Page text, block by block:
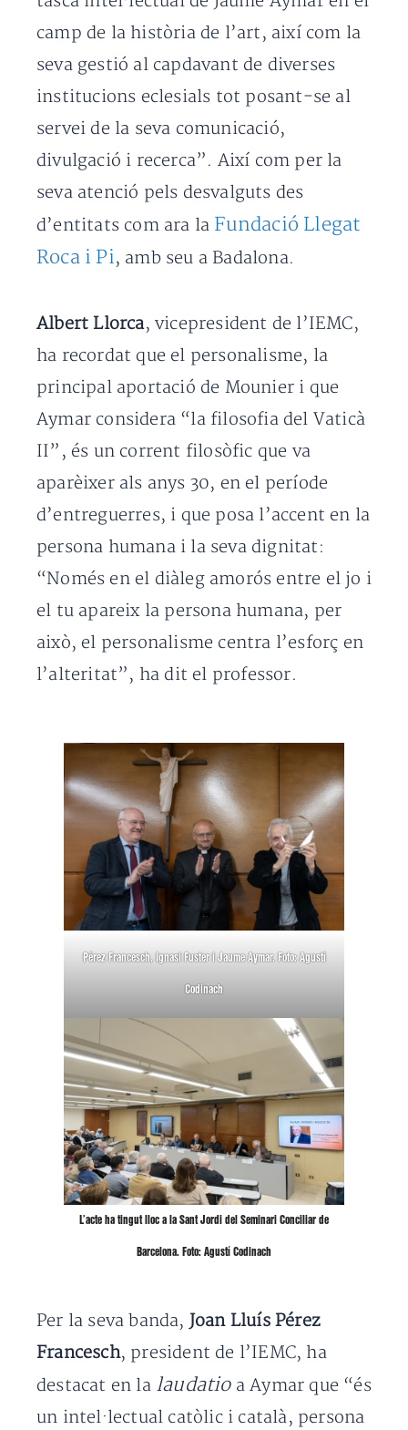
camp de la història de l’art, així com la
seva gestió al capdavant de diverses
institucions eclesials tot posant-se al
servei de la seva comunicació,
divulgació i recerca”. Així com per la
seva atenció pels desvalguts des
d’entitats com ara la Fundació Llegat
Roca i Pi, amb seu a Badalona.
Albert Llorca, vicepresident de l’IEMC,
ha recordat que el personalisme, la
principal aportació de Mounier i que
Aymar considera “la filosofia del Vaticà
II”, és un corrent filosòfic que va
aparèixer als anys 30, en el període
d’entreguerres, i que posa l’accent en la
persona humana i la seva dignitat:
“Només en el diàleg amorós entre el jo i
el tu apareix la persona humana, per
això, el personalisme centra l’esforç en
l’alteritat”, ha dit el professor.
Pérez Francesch, Ignasi Fuster i Jaume Aymar. Foto: Agustí
Codinach
L’acte ha tingut lloc a la Sant Jordi del Seminari Conciliar de
Barcelona. Foto: Agustí Codinach
Per la seva banda, Joan Lluís Pérez
Francesch, president de l’IEMC, ha
destacat en la laudatioa Aymar que “és
un intel·lectual catòlic i català, persona